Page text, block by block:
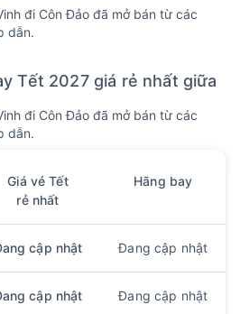
đi Côn Đảo đã mở bán từ các
dẫn.
Tết 2027 giá rẻ nhất giữa
đi Côn Đảo đã mở bán từ các
dẫn.
Giá vé Tết
rẻ nhất
Hãng bay
cập nhật Đang cập nhật
cập nhật Đang cập nhật